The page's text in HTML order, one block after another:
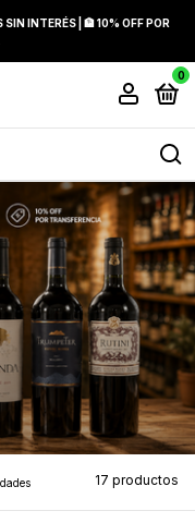
INTERÉS | 🏦 10% OFF POR
0
17 productos